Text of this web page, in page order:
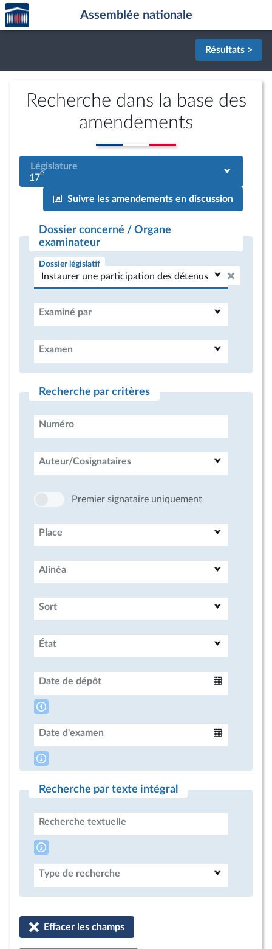
Aller au contenu
Aller en bas de la page
Accèder
à la
page
Assemblée nationale
Résultats >
Recherche dans la base des
amendements
Législature
17e
Suivre les amendements en discussion
Dossier concerné / Organe
examinateur
Dossier législatif
Examiné par
Examen
Recherche par critères
Numéro
Auteur/Cosignataires
Premier signataire uniquement
Place
Alinéa
Sort
État
Date de dépôt
Date d'examen
Recherche par texte intégral
Recherche textuelle
Type de recherche
Effacer les champs